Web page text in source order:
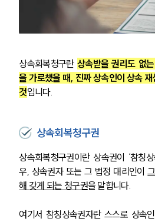
상속회복청구란 상속받을 권리도 없
을 가로챘을 때, 진짜 상속인이 상속
것입니다.
상속회복청구권
상속회복청구권이란 상속권이 ‘참칭
우, 상속권자 또는 그 법정 대리인이
해 갖게 되는 청구권을 말합니다.
여기서 참칭상속권자란 스스로 상속